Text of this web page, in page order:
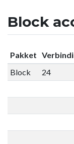
Block
Pakket
Block
24